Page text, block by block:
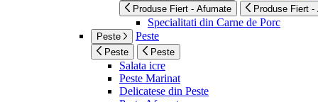
Produse Fiert - Afumate Produse Fiert -
Specialitati din Carne de Porc
Peste Peste
Peste Peste
Salata icre
Peste Marinat
Delicatese din Peste